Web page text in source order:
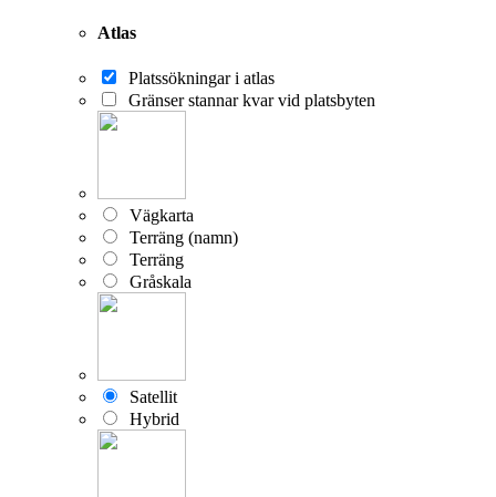
Atlas
Platssökningar i atlas
Gränser stannar kvar vid platsbyten
Vägkarta
Terräng (namn)
Terräng
Gråskala
Satellit
Hybrid